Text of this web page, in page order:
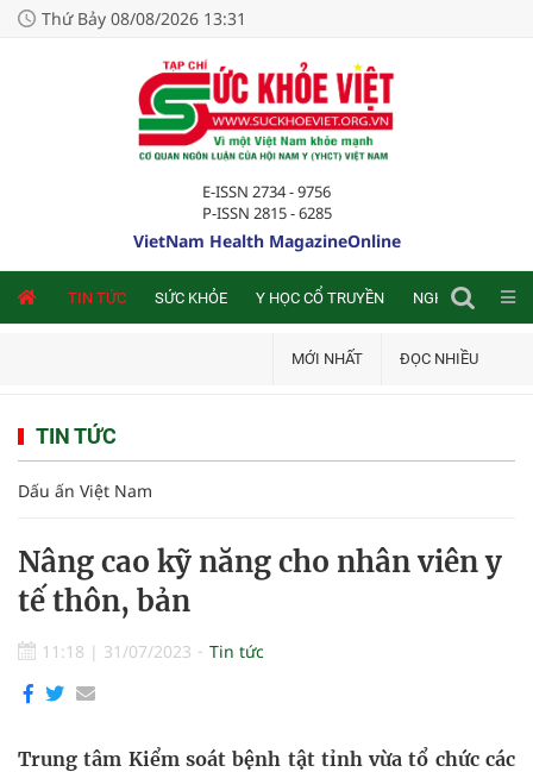
Thứ Bảy 08/08/2026 13:31
E-ISSN 2734 - 9756
P-ISSN 2815 - 6285
VietNam Health MagazineOnline
TIN TỨC SỨC KHỎE Y HỌC CỔ TRUYỀN NGHIÊN CỨU
MỚI NHẤT ĐỌC NHIỀU
TIN TỨC
Dấu ấn Việt Nam
Nâng cao kỹ năng cho nhân viên y
tế thôn, bản
11:18 | 31/07/2023 Tin tức
Trung tâm Kiểm soát bệnh tật tỉnh vừa tổ chức các